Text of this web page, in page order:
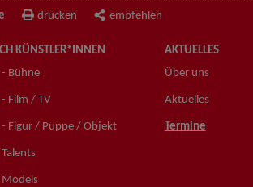
drucken empfehlen
KÜNSTLER*INNEN
- Bühne
Film / TV
- Figur / Puppe / Objekt
AKTUELLES
Über uns
Aktuelles
Termine